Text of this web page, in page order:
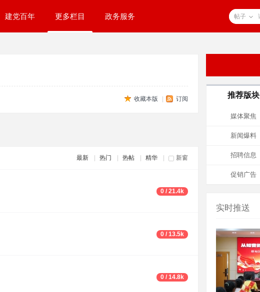
建党百年 更多栏目 政务服务 帖子
收藏本版 订阅
最新 热门 热帖 精华 新窗
0 / 21.4k
0 / 13.5k
0 / 14.8k
推荐版块
媒体聚焦
新闻爆料
招聘信息
促销广告
实时推送